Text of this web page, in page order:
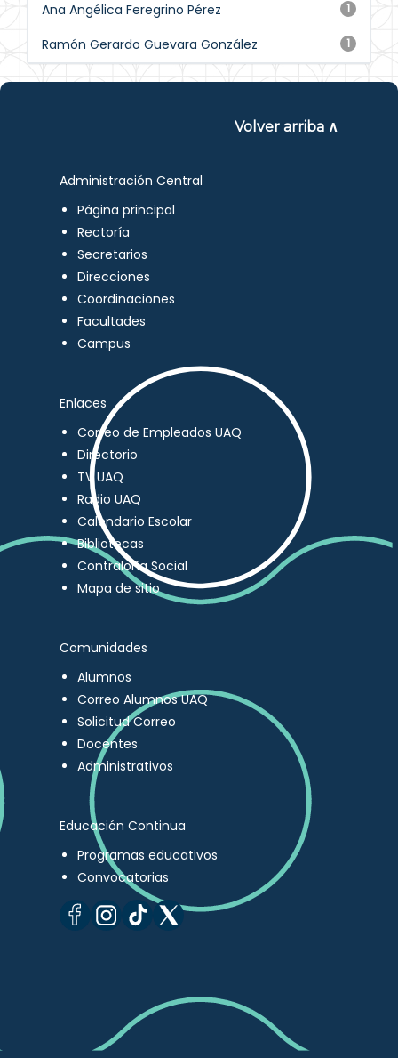
1
Ana Angélica Feregrino Pérez
1
Ramón Gerardo Guevara González
Volver arriba ∧
Administración Central
Página principal
Rectoría
Secretarios
Direcciones
Coordinaciones
Facultades
Campus
Enlaces
Correo de Empleados UAQ
Directorio
TV UAQ
Radio UAQ
Calendario Escolar
Bibliotecas
Contraloría Social
Mapa de sitio
Comunidades
Alumnos
Correo Alumnos UAQ
Solicitud Correo
Docentes
Administrativos
Educación Continua
Programas educativos
Convocatorias